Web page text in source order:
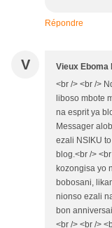
Répondre
V Vieux Eboma
<br /> <br />
liboso mbote
na esprit ya
Messager
ezali NSIKU
blog.<br />
kozongisa yo
bobosani,
nionso ezali
bon
<br /> <br />